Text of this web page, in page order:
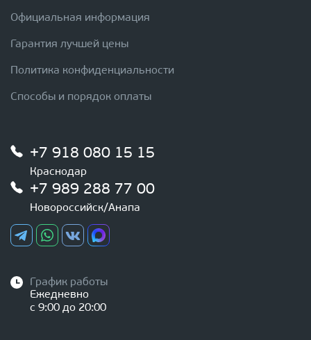
Официальная информация
Гарантия лучшей цены
Политика конфиденциальности
Способы и порядок оплаты
+7 918 080 15 15
Краснодар
+7 989 288 77 00
Новороссийск/Анапа
График работы
Ежедневно
с 9:00 до 20:00